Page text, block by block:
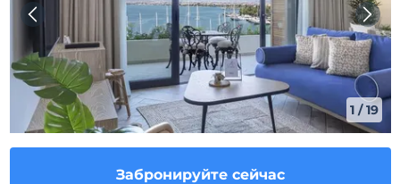
1 /19
Забронируйте сейчас